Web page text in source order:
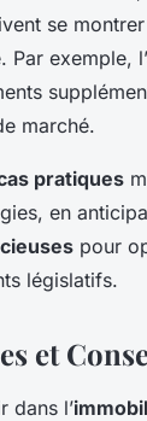
se
Par exemple,
marché.
pratiques
en
pour
législatifs.
et
dans l’